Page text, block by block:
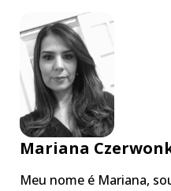
Mariana
Meu nome é Mariana,